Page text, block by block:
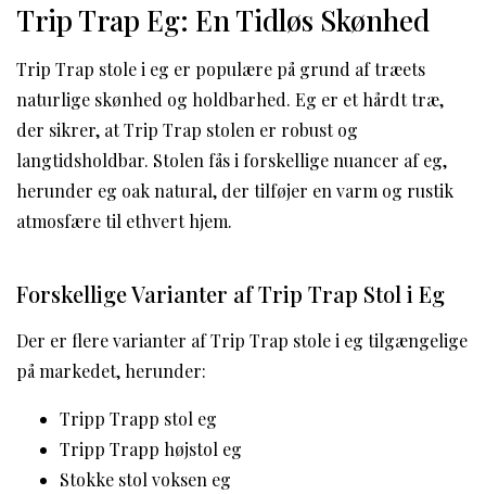
Trip Trap Eg: En Tidløs Skønhed
Trip Trap stole i eg er populære på grund af træets
naturlige skønhed og holdbarhed. Eg er et hårdt træ,
der sikrer, at Trip Trap stolen er robust og
langtidsholdbar. Stolen fås i forskellige nuancer af eg,
herunder eg oak natural, der tilføjer en varm og rustik
atmosfære til ethvert hjem.
Forskellige Varianter af Trip Trap Stol i Eg
Der er flere varianter af Trip Trap stole i eg tilgængelige
på markedet, herunder:
Tripp Trapp stol eg
Tripp Trapp højstol eg
Stokke stol voksen eg